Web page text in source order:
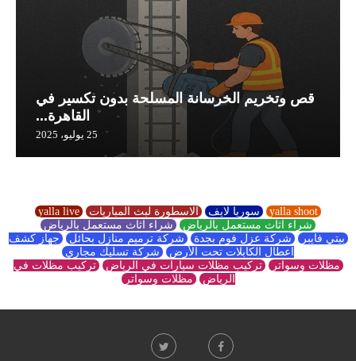
قص وتخريم الخرسانة المسلحة بدون تكسير في
القاهرة...
25 يوليو، 2025
yalla shoot سوريا لايف الاسطورة لبث المباريات yalla live
شراء اثاث مستعمل بالرياض شراء اثاث مستعمل بالرياض
بيتي فايبر شركة عزل فوم بجدة شركة ترميم منازل بحائل جهاز كشف
اعطال الكابلات تحت الأرض شركة تسليك مجاري
مظلات وسواتر تركيب مظلات سيارات في الرياض تركيب مظلات في
الرياض مظلات وسواتر